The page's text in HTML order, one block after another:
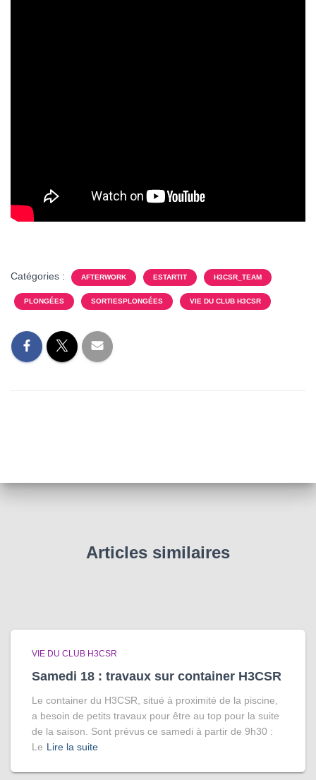
Catégories : AFTERWORK ESTARTIT H3CSR_TEAM
PLONGÉES SORTIESPLONGÉES VIE DU CLUB H3CSR
Articles similaires
VIE DU CLUB H3CSR
Samedi 18 : travaux sur container H3CSR
Le container du H3CSR, situé à proximité de la piscine,
a besoin de petits travaux pour être au top pour la suite
de la saison. Sont prévus ce samedi à partir de 9h30 :
Le Lire la suite